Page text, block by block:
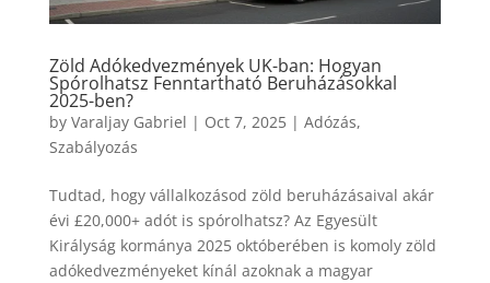
Zöld Adókedvezmények UK-ban: Hogyan
Spórolhatsz Fenntartható Beruházásokkal
2025-ben?
by Varaljay Gabriel | Oct 7, 2025| Adózás,
Szabályozás
Tudtad, hogy vállalkozásod zöld beruházásaival akár
évi £20,000+ adót is spórolhatsz? Az Egyesült
Királyság kormánya 2025 októberében is komoly zöld
adókedvezményeket kínál azoknak a magyar